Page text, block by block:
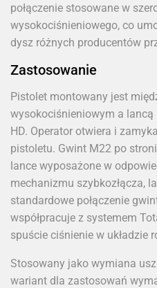
połączenie stosowane w
wysokociśnieniowego, co
dysz różnych producentów
Zastosowanie
Pistolet montowany jest
wysokociśnieniowym a
HD. Operator otwiera i
pistoletu. Gwint M22 po
lance wyposażone w
mechanizmu szybkozłącza,
standardowe połączenie
współpracuje z systemem
spuście ciśnienie w układzie
Stosowany jako wymiana
wariant dla zastosowań